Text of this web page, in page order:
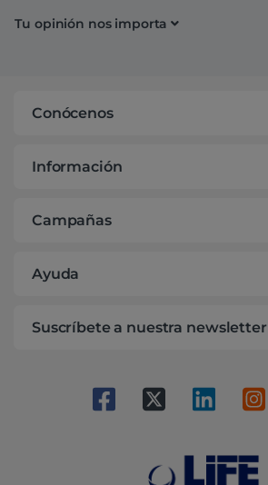
Tu opinión nos importa
Conócenos
Información
Campañas
Ayuda
Suscríbete a nuestra newsletter